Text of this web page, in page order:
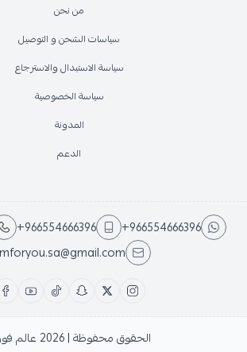
من نحن
سياسات الشحن و التوصيل
سياسة الاستبدال والاسترجاع
سياسة الخصوصية
المدونة
الدعم
+966554666396
+966554666396
الحقوق محفوظة | 2026 عالم